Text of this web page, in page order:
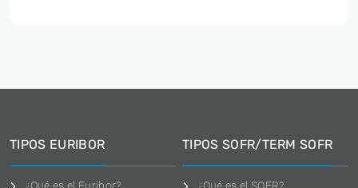
TIPOS EURIBOR TIPOS SOFR/TERM SOFR